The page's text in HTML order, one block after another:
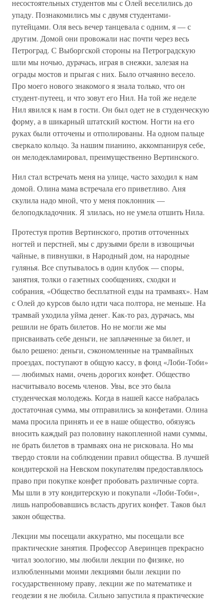
несостоятельных студентов мы с Олей веселились до
упаду. Познакомились мы с двумя студентами-
путейцами. Оля весь вечер танцевала с одним, я — с
другим. Домой они провожали нас почти через весь
Петроград. С Выборгской стороны на Петроградскую
шли мы ночью, дурачась, играя в снежки, залезая на
ограды мостов и прыгая с них. Было отчаянно весело.
Про моего нового знакомого я знала только, что он
студент-путеец, и что зовут его Нил. На той же неделе
Нил явился к нам в гости. Он был одет не в студенческую
форму, а в шикарный штатский костюм. Ногти на его
руках были отточены и отполированы. На одном пальце
сверкало кольцо. За нашим пианино, аккомпанируя себе,
он мелодекламировал, преимущественно Вертинского.
Нил стал встречать меня на улице, часто заходил к нам
домой. Олина мама встречала его приветливо. Аня
скулила надо мной, что у меня поклонник —
белоподкладочник. Я злилась, но не умела отшить Нила.
Протестуя против Вертинского, против отточенных
ногтей и перстней, мы с друзьями брели в извощичьи
чайные, в пивнушки, в Народный дом, на народные
гулянья. Все спутывалось в один клубок — споры,
занятия, толки о газетных сообщениях, сходки и
собрания, «Общество бесплатной езды на трамваях». Нам
с Олей до курсов было идти часа полтора, не меньше. На
трамвай уходила уйма денег. Как-то раз, дурачась, мы
решили не брать билетов. Но не могли же мы
присваивать себе деньги, не заплаченные за билет, и
было решено: деньги, сэкономленные на трамвайных
проездах, поступают в общую кассу, в фонд «Лоби-Тоби»
— любимых нами, очень дорогих конфет. Общество
насчитывало восемь членов. Увы, все это была
студенческая молодежь. Когда в нашей кассе набралась
достаточная сумма, мы отправились за конфетами. Олина
мама просила принять и ее в наше общество, обязуясь
вносить каждый раз половину накопленной нами суммы,
не брать билетов в трамваях она не рисковала. Но мы
твердо стояли на соблюдении правил общества. В лучшей
кондитерской на Невском покупателям предоставлялось
право при покупке конфет пробовать различные сорта.
Мы шли в эту кондитерскую и покупали «Лоби-Тоби»,
лишь напробовавшись всласть других конфет. Таков был
закон общества.
Лекции мы посещали аккуратно, мы посещали все
практические занятия. Профессор Аверинцев прекрасно
читал зоологию, мы любили лекции по физике, но
излюбленными моими лекциями были лекции по
государственному праву, лекции же по математике и
геодезии я не любила. Сильно запустила я практические